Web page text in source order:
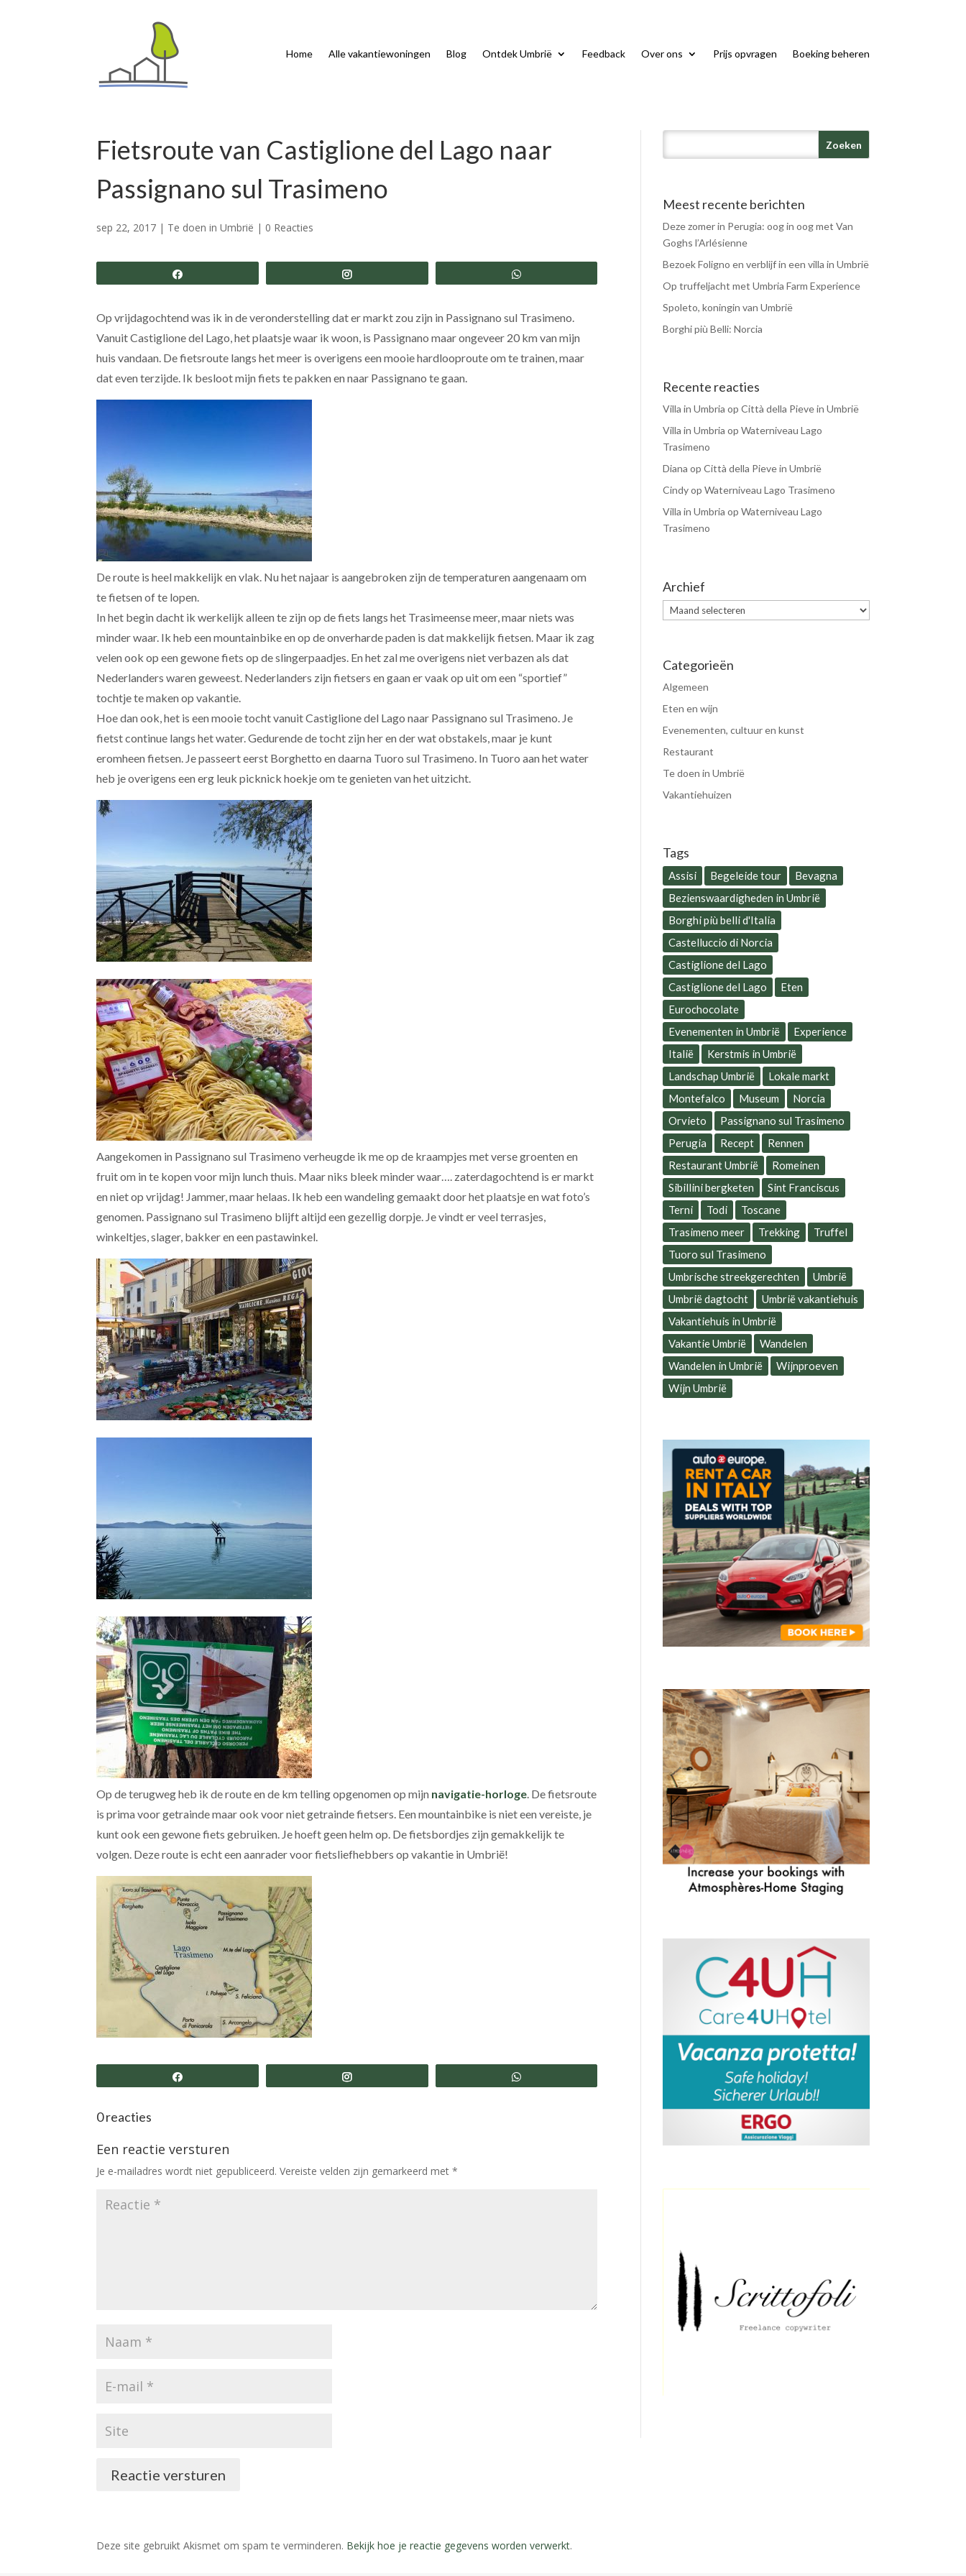
Home Alle vakantiewoningen Blog Ontdek Umbrië Feedback Over ons Prijs opvragen Boeking beheren
Fietsroute van Castiglione del Lago naar
Passignano sul Trasimeno
sep 22, 2017 | Te doen in Umbrië | 0 Reacties
Op vrijdagochtend was ik in de veronderstelling dat er markt zou zijn in Passignano sul Trasimeno.
Vanuit Castiglione del Lago, het plaatsje waar ik woon, is Passignano maar ongeveer 20 km van mijn
huis vandaan. De fietsroute langs het meer is overigens een mooie hardlooproute om te trainen, maar
dat even terzijde. Ik besloot mijn fiets te pakken en naar Passignano te gaan.
De route is heel makkelijk en vlak. Nu het najaar is aangebroken zijn de temperaturen aangenaam om
te fietsen of te lopen.
In het begin dacht ik werkelijk alleen te zijn op de fiets langs het Trasimeense meer, maar niets was
minder waar. Ik heb een mountainbike en op de onverharde paden is dat makkelijk fietsen. Maar ik zag
velen ook op een gewone fiets op de slingerpaadjes. En het zal me overigens niet verbazen als dat
Nederlanders waren geweest. Nederlanders zijn fietsers en gaan er vaak op uit om een “sportief”
tochtje te maken op vakantie.
Hoe dan ook, het is een mooie tocht vanuit Castiglione del Lago naar Passignano sul Trasimeno. Je
fietst continue langs het water. Gedurende de tocht zijn her en der wat obstakels, maar je kunt
eromheen fietsen. Je passeert eerst Borghetto en daarna Tuoro sul Trasimeno. In Tuoro aan het water
heb je overigens een erg leuk picknick hoekje om te genieten van het uitzicht.
Aangekomen in Passignano sul Trasimeno verheugde ik me op de kraampjes met verse groenten en
fruit om in te kopen voor mijn lunch thuis. Maar niks bleek minder waar…. zaterdagochtend is er markt
en niet op vrijdag! Jammer, maar helaas. Ik heb een wandeling gemaakt door het plaatsje en wat foto’s
genomen. Passignano sul Trasimeno blijft altijd een gezellig dorpje. Je vindt er veel terrasjes,
winkeltjes, slager, bakker en een pastawinkel.
Op de terugweg heb ik de route en de km telling opgenomen op mijn navigatie-horloge . De fietsroute
is prima voor getrainde maar ook voor niet getrainde fietsers. Een mountainbike is niet een vereiste, je
kunt ook een gewone fiets gebruiken. Je hoeft geen helm op. De fietsbordjes zijn gemakkelijk te
volgen. Deze route is echt een aanrader voor fietsliefhebbers op vakantie in Umbrië!
0 reacties
Een reactie versturen
Je e-mailadres wordt niet gepubliceerd. Vereiste velden zijn gemarkeerd met*
Reactie versturen
Deze site gebruikt Akismet om spam te verminderen. Bekijk hoe je reactie gegevens worden verwerkt.
Meest recente berichten
Deze zomer in Perugia: oog in oog met Van
Goghs l’Arlésienne
Bezoek Foligno en verblijf in een villa in Umbrië
Op truffeljacht met Umbria Farm Experience
Spoleto, koningin van Umbrië
Borghi più Belli: Norcia
Recente reacties
Villa in Umbria op Città della Pieve in Umbrië
Villa in Umbria op Waterniveau Lago
Trasimeno
Diana op Città della Pieve in Umbrië
Cindyop Waterniveau Lago Trasimeno
Villa in Umbria op Waterniveau Lago
Trasimeno
Archief
Archief
Categorieën
Algemeen
Eten en wijn
Evenementen, cultuur en kunst
Restaurant
Te doen in Umbrië
Vakantiehuizen
Tags
Assisi Begeleide tour
Bevagna
Bezienswaardigheden in Umbrië
Borghi più belli d'Italia
Castelluccio di Norcia
Castiglione del Lago
Castiglione del Lago
Eten
Eurochocolate
Evenementen in Umbrië
Experience
Italië
Kerstmis in Umbrië
Landschap Umbrië
Lokale markt
Montefalco
Museum
Norcia
Orvieto
Passignano sul Trasimeno
Perugia
Recept
Rennen
Restaurant Umbrië
Romeinen
Sibillini bergketen
Sint Franciscus
Terni
Todi
Toscane
Trasimeno meer
Trekking
Truffel
Tuoro sul Trasimeno
Umbrische streekgerechten
Umbrië
Umbrië dagtocht
Umbrië vakantiehuis
Vakantiehuis in Umbrië
Vakantie Umbrië
Wandelen
Wandelen in Umbrië
Wijnproeven
Wijn Umbrië